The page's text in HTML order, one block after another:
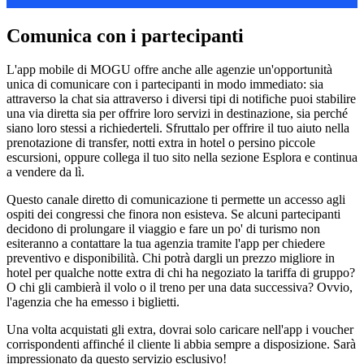
Comunica con i partecipanti
L'app mobile di MOGU offre anche alle agenzie un'opportunità
unica di comunicare con i partecipanti in modo immediato: sia
attraverso la chat sia attraverso i diversi tipi di notifiche puoi stabilire
una via diretta sia per offrire loro servizi in destinazione, sia perché
siano loro stessi a richiederteli. Sfruttalo per offrire il tuo aiuto nella
prenotazione di transfer, notti extra in hotel o persino piccole
escursioni, oppure collega il tuo sito nella sezione Esplora e continua
a vendere da lì.
Questo canale diretto di comunicazione ti permette un accesso agli
ospiti dei congressi che finora non esisteva. Se alcuni partecipanti
decidono di prolungare il viaggio e fare un po' di turismo non
esiteranno a contattare la tua agenzia tramite l'app per chiedere
preventivo e disponibilità. Chi potrà dargli un prezzo migliore in
hotel per qualche notte extra di chi ha negoziato la tariffa di gruppo?
O chi gli cambierà il volo o il treno per una data successiva? Ovvio,
l'agenzia che ha emesso i biglietti.
Una volta acquistati gli extra, dovrai solo caricare nell'app i voucher
corrispondenti affinché il cliente li abbia sempre a disposizione. Sarà
impressionato da questo servizio esclusivo!